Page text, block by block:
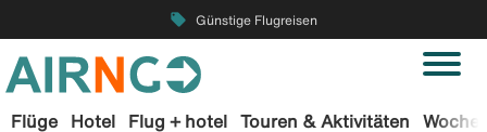
local_offer Günstige Flugreisen
Flüge Hotel Flug + hotel Touren & Aktivitäten